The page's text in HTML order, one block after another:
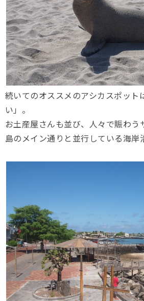
続いてのオススメのアシカスポット
い」。
お土産屋さんも並び、人々で賑わう
島のメイン通りと並行している海岸